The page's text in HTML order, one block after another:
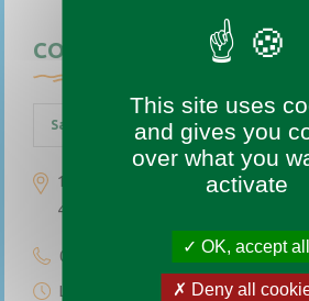
CONTACTEZ-NOUS
Saint-Augustin-des-Bois
1 place de l’église
49170 Saint-Augustin-des-Bois
02 41 77 04 49
Lundi au vendredi de 9h à 12h
This site uses
and gives you
over what you
activate
OK, accept all
Deny all